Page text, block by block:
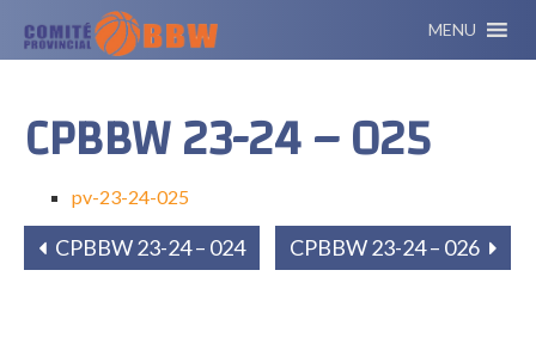
MENU
CPBBW 23-24 – 025
pv-23-24-025
CPBBW 23-24 – 024 CPBBW 23-24 – 026